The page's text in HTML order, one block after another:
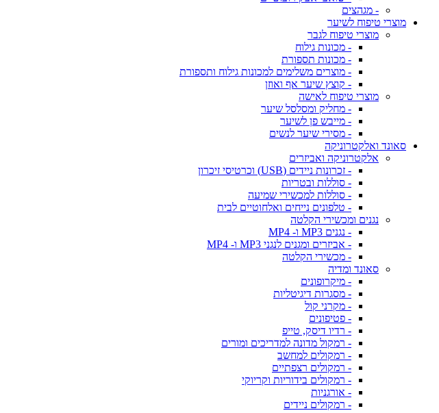
- מגהצים
מוצרי טיפוח לשיער
מוצרי טיפוח לגבר
- מכונות גילוח
- מכונות תספורת
- מוצרים משלימים למכונות גילוח ותספורת
- קוצץ שיער אף ואוזן
מוצרי טיפוח לאישה
- מחליק ומסלסל שיער
- מייבש פן לשיער
- מסירי שיער לנשים
סאונד ואלקטרוניקה
אלקטרוניקה ואביזרים
- זכרונות ניידים (USB) וכרטיסי זיכרון
- סוללות ובטריות
- סוללות למכשירי שמיעה
- טלפונים נייחים ואלחוטיים לבית
נגנים ומכשירי הקלטה
- נגנים MP3 ו- MP4
- אביזרים ומגנים לנגני MP3 ו- MP4
- מכשירי הקלטה
סאונד ומדיה
- מיקרופונים
- מסגרות דיגיטליות
- מקרני קול
- פטיפונים
- רדיו דיסק, טייפ
- רמקול מדונה למדריכים ומורים
- רמקולים למחשב
- רמקולים רצפתיים
- רמקולים בידוריות וקריוקי
- אורגניות
- רמקולים ניידים